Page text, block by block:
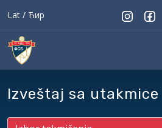
Lat / Ћир
Izveštaj sa utakmice